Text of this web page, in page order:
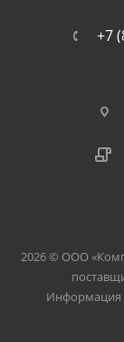
+7
2026 © ООО
Информация